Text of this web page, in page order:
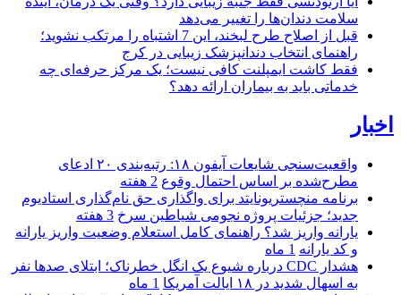
سلامت دندان‌ها را تغییر می‌دهد
قبل از اصلاح طرح لبخند، این 7 اشتباه را مرتکب نشوید؛
راهنمای انتخاب دندانپزشک زیبایی در کرج
فقط کاشت ایمپلنت کافی نیست؛ یک مرکز حرفه‌ای چه
خدماتی باید به بیماران ارائه دهد؟
اخبار
واقعیت‌سنجی شایعات آیفون ۱۸: رتبه‌بندی ۲۰ ادعای
مطرح‌شده بر اساس احتمال وقوع 2 هفته
برنامه منچستریونایتد برای واگذاری حق نام‌گذاری استادیوم
جدید؛ جزئیات پروژه نجومی شیاطین سرخ 3 هفته
یارانه واریز شد؟ راهنمای کامل استعلام وضعیت واریز یارانه
و کد یارانه 1 ماه
هشدار CDC درباره شیوع یک انگل خطرناک؛ ابتلای صدها نفر
به اسهال شدید در ۱۸ ایالت آمریکا
1 ماه